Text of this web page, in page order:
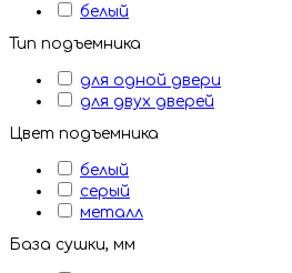
белый
Тип подъемника
для одной двери
для двух дверей
Цвет подъемника
белый
серый
металл
База сушки, мм